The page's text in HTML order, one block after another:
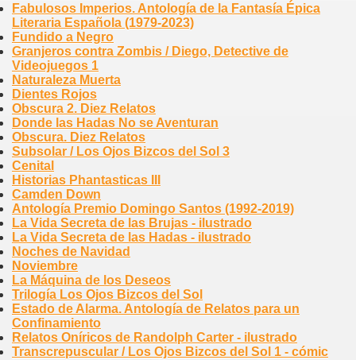
Fabulosos Imperios. Antología de la Fantasía Épica
Literaria Española (1979-2023)
Fundido a Negro
Granjeros contra Zombis / Diego, Detective de
Videojuegos 1
Naturaleza Muerta
Dientes Rojos
Obscura 2. Diez Relatos
Donde las Hadas No se Aventuran
Obscura. Diez Relatos
Subsolar / Los Ojos Bizcos del Sol 3
Cenital
Historias Phantasticas III
Camden Down
Antología Premio Domingo Santos (1992-2019)
La Vida Secreta de las Brujas - ilustrado
La Vida Secreta de las Hadas - ilustrado
Noches de Navidad
Noviembre
La Máquina de los Deseos
Trilogía Los Ojos Bizcos del Sol
Estado de Alarma. Antología de Relatos para un
Confinamiento
Relatos Oníricos de Randolph Carter - ilustrado
Transcrepuscular / Los Ojos Bizcos del Sol 1 - cómic